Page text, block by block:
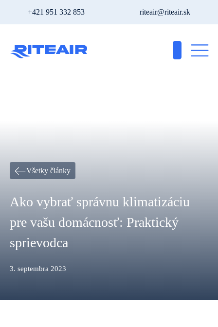
+421 951 332 853 riteair@riteair.sk
Všetky články
Ako vybrať správnu klimatizáciu
pre vašu domácnosť: Praktický
sprievodca
3. septembra 2023